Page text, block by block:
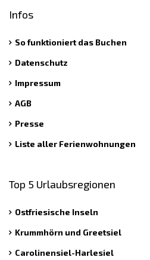
Infos
So funktioniert das Buchen
Datenschutz
Impressum
AGB
Presse
Liste aller Ferienwohnungen
Top 5 Urlaubsregionen
Ostfriesische Inseln
Krummhörn und Greetsiel
Carolinensiel-Harlesiel